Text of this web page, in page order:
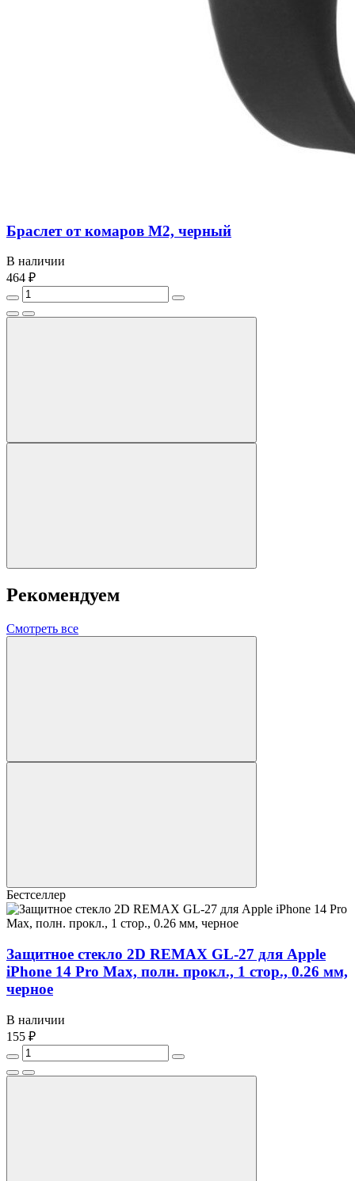
Браслет от комаров M2, черный
В наличии
464 ₽
Рекомендуем
Смотреть все
Бестселлер
Защитное стекло 2D REMAX GL-27 для Apple
iPhone 14 Pro Max, полн. прокл., 1 стор., 0.26 мм,
черное
В наличии
155 ₽